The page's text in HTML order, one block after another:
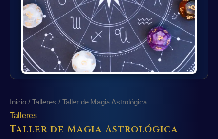
Inicio / Talleres / Taller de Magia Astrológica
Talleres
Taller de Magia Astrológica